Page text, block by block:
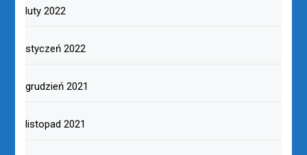
luty 2022
styczeń 2022
grudzień 2021
listopad 2021